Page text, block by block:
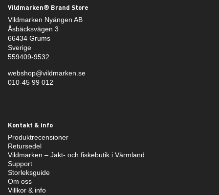
Vildmarken® Brand Store
Vildmarken Nyängen AB
Åsbäcksvägen 3
66434 Grums
Sverige
559409-9532
webshop@vildmarken.se
010-45 99 012
Kontakt & info
Produktrecensioner
Retursedel
Vildmarken – Jakt- och fiskebutik i Värmland
Support
Storleksguide
Om oss
Villkor & info